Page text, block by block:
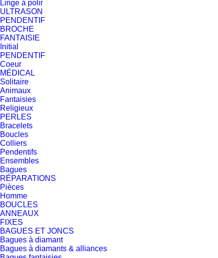
Linge à polir
ULTRASON
PENDENTIF
BROCHE
FANTAISIE
Initial
PENDENTIF
Coeur
MÉDICAL
Solitaire
Animaux
Fantaisies
Religieux
PERLES
Bracelets
Boucles
Colliers
Pendentifs
Ensembles
Bagues
RÉPARATIONS
Pièces
Homme
BOUCLES
ANNEAUX
FIXES
BAGUES ET JONCS
Bagues à diamant
Bagues à diamants & alliances